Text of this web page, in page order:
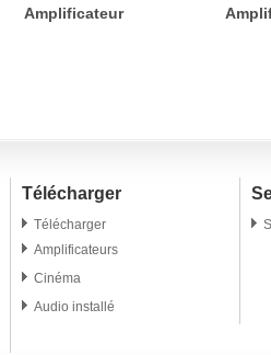
Amplificateur
Télécharger
Télécharger
Amplificateurs
Cinéma
Audio installé